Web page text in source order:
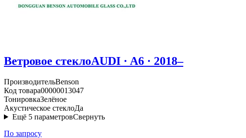
Ветровое стеклоAUDI · A6 · 2018–
ПроизводительBenson
Код товара00000013047
ТонировкаЗелёное
Акустическое стеклоДа
Ещё 5 параметровСвернуть
По запросу